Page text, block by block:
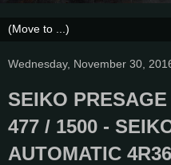
Wednesday, November 30,
SEIKO
477 / 1500 -
AUTOMATIC